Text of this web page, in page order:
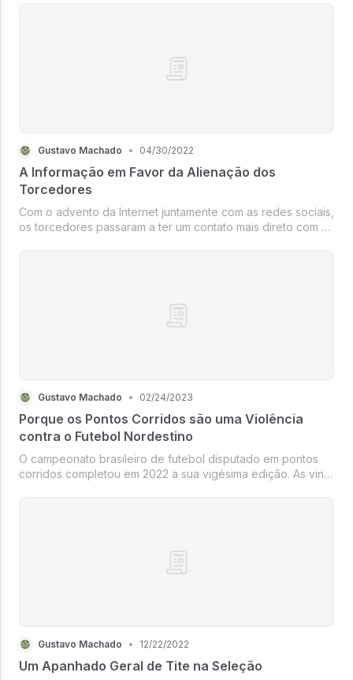
Gustavo Machado • 04/30/2022
A Informação em Favor da Alienação dos
Torcedores
Com o advento da Internet juntamente com as redes sociais,
os torcedores passaram a ter um contato mais direto com o
Gustavo Machado • 02/24/2023
Porque os Pontos Corridos são uma Violência
contra o Futebol Nordestino
O campeonato brasileiro de futebol disputado em pontos
corridos completou em 2022 a sua vigésima edição. As vinte
Gustavo Machado • 12/22/2022
Um Apanhado Geral de Tite na Seleção